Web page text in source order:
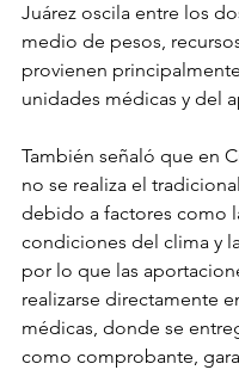
Juárez oscila entre los
medio de pesos,
provienen
unidades médicas y del
También señaló que en
no se realiza el
debido a factores como
condiciones del clima y
por lo que las
realizarse directamente
médicas, donde se
como comprobante,